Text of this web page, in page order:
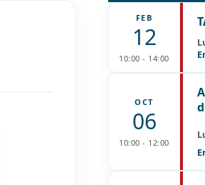
FEB
12
10:00 - 14:00
OCT
06
10:00 - 12:00